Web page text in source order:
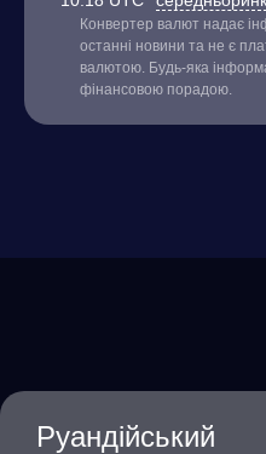
Конвертер валют надає
останні новини та не є
валютою. Будь-яка
фінансовою порадою.
Руандійський